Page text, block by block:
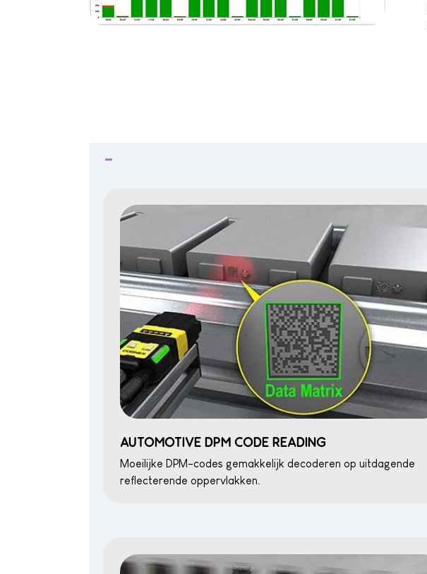
AUTOMOTIVE DPM CODE READING
Moeilijke DPM-codes gemakkelijk decoderen op uitdagende
reflecterende oppervlakken.